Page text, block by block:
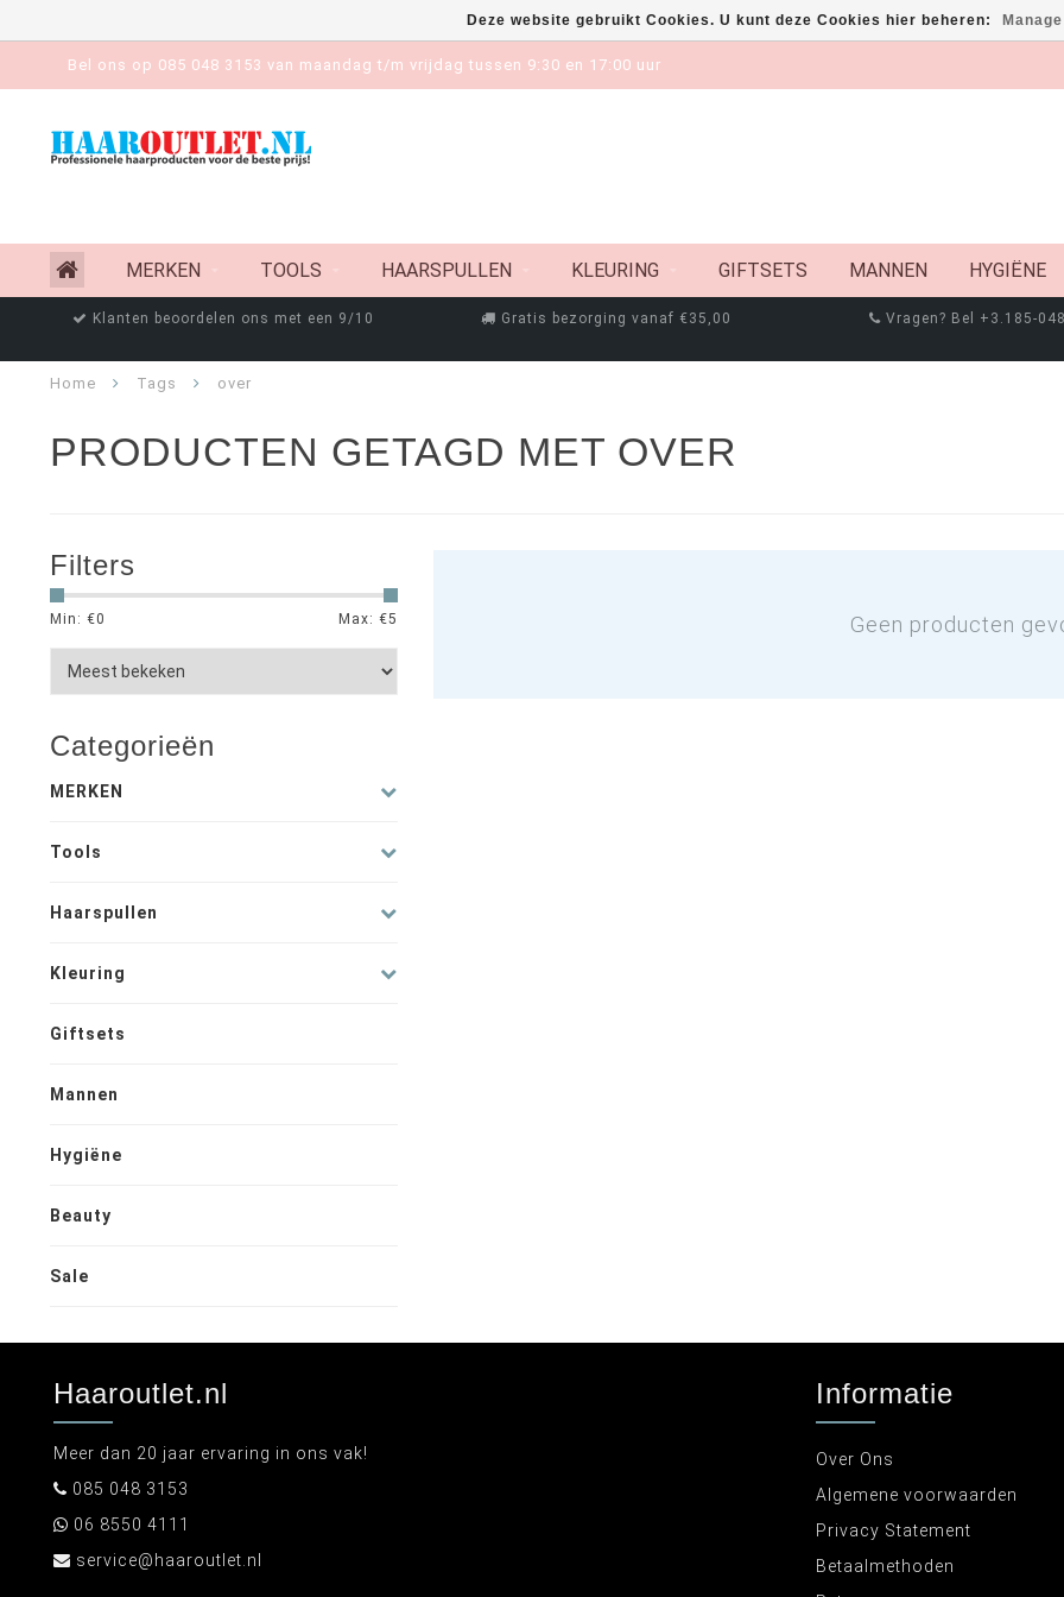
Bel ons op 085 048 3153 van maandag t/m vrijdag tussen 9:30 en 17:00 uur
MERKEN TOOLS HAARSPULLEN KLEURING GIFTSETS MANNEN HYGIËNE
Klanten beoordelen ons met een 9/10 Gratis bezorging vanaf €35,00 Vragen? Bel +3.185-
Home Tags over
PRODUCTEN GETAGD MET OVER
Filters
Min: €0 Max: €5
Categorieën
MERKEN
Tools
Haarspullen
Kleuring
Giftsets
Mannen
Hygiëne
Beauty
Sale
Geen producten
Deze website gebruikt Cookies. U kunt deze Cookies hier beheren:
Haaroutlet.nl
Meer dan 20 jaar ervaring in ons vak!
085 048 3153
06 8550 4111
service@haaroutlet.nl
Informatie
Over Ons
Algemene voorwaarden
Privacy Statement
Betaalmethoden